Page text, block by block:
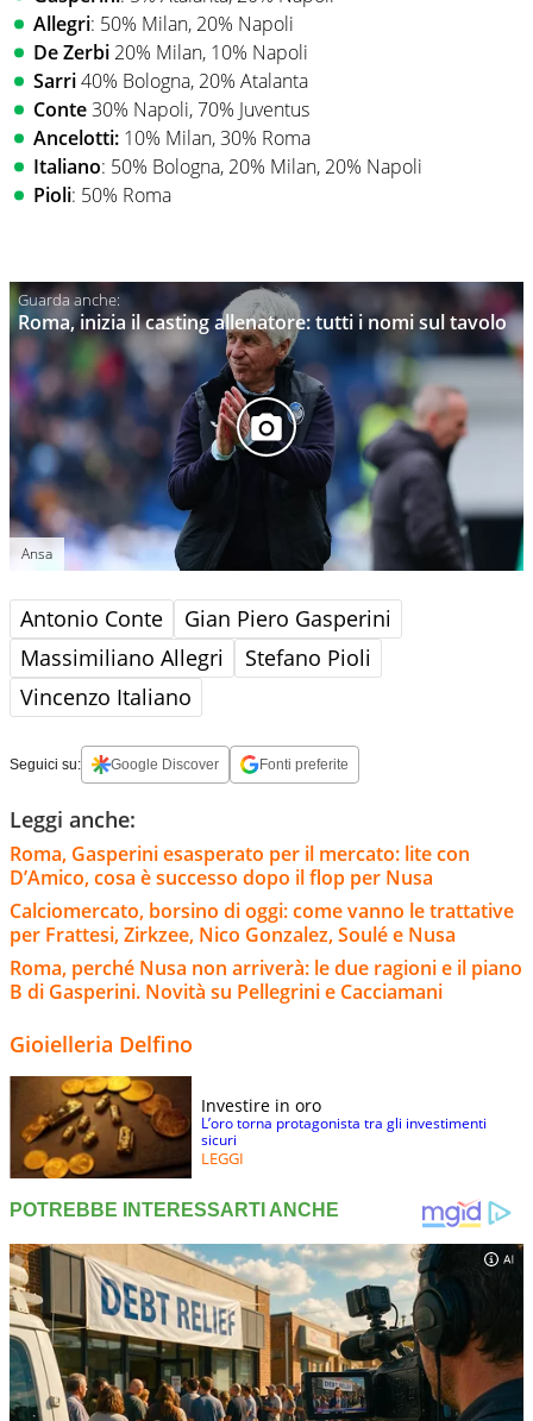
Allegri: 50% Milan, 20% Napoli
De Zerbi 20% Milan, 10% Napoli
Sarri40% Bologna, 20% Atalanta
Conte30% Napoli, 70% Juventus
Ancelotti: 10% Milan, 30% Roma
Italiano: 50% Bologna, 20% Milan, 20% Napoli
Pioli: 50% Roma
Roma, inizia il casting allenatore: tutti i nomi sul tavolo
Ansa
Antonio Conte
Gian Piero Gasperini
Massimiliano Allegri
Stefano Pioli
Vincenzo Italiano
Seguici su: Google Discover Fonti preferite
Leggi anche:
Roma, Gasperini esasperato per il mercato: lite con
D’Amico, cosa è successo dopo il flop per Nusa
Calciomercato, borsino di oggi: come vanno le trattative
per Frattesi, Zirkzee, Nico Gonzalez, Soulé e Nusa
Roma, perché Nusa non arriverà: le due ragioni e il piano
B di Gasperini. Novità su Pellegrini e Cacciamani
Gioielleria Delfino
Investire in oro
L’oro torna protagonista tra gli investimenti
sicuri
LEGGI